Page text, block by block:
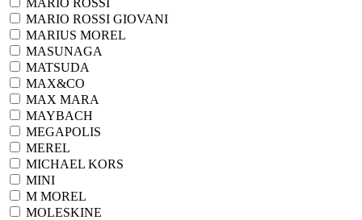
MARIO ROSSI GIOVANI
MARIUS MOREL
MASUNAGA
MATSUDA
MAX&CO
MAX MARA
MAYBACH
MEGAPOLIS
MEREL
MICHAEL KORS
MINI
M MOREL
MOLESKINE